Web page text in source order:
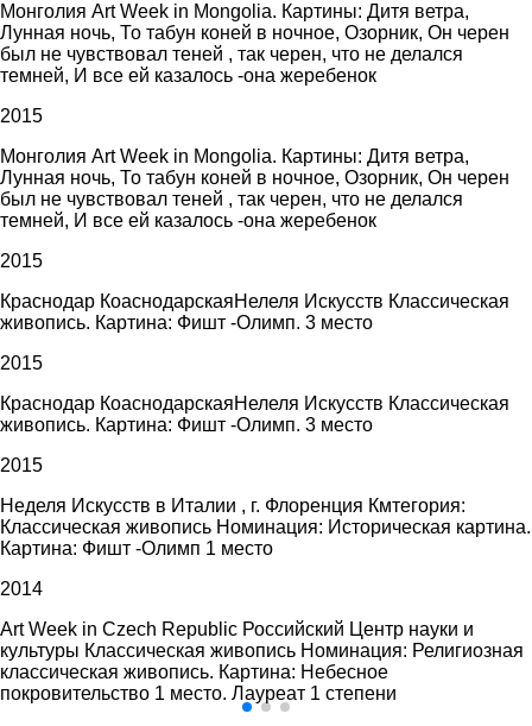
Монголия Art Week in Mongolia. Картины: Дитя ветра,
Лунная ночь, То табун коней в ночное, Озорник, Он черен
был не чувствовал теней , так черен, что не делался
темней, И все ей казалось -она жеребенок
2015
Монголия Art Week in Mongolia. Картины: Дитя ветра,
Лунная ночь, То табун коней в ночное, Озорник, Он черен
был не чувствовал теней , так черен, что не делался
темней, И все ей казалось -она жеребенок
2015
Краснодар КоаснодарскаяНелеля Искусств Классическая
живопись. Картина: Фишт -Олимп. 3 место
2015
Краснодар КоаснодарскаяНелеля Искусств Классическая
живопись. Картина: Фишт -Олимп. 3 место
2015
Неделя Искусств в Италии , г. Флоренция Кмтегория:
Классическая живопись Номинация: Историческая картина.
Картина: Фишт -Олимп 1 место
2014
Art Week in Czech Republic Российский Центр науки и
культуры Классическая живопись Номинация: Религиозная
классическая живопись. Картина: Небесное
покровительство 1 место. Лауреат 1 степени